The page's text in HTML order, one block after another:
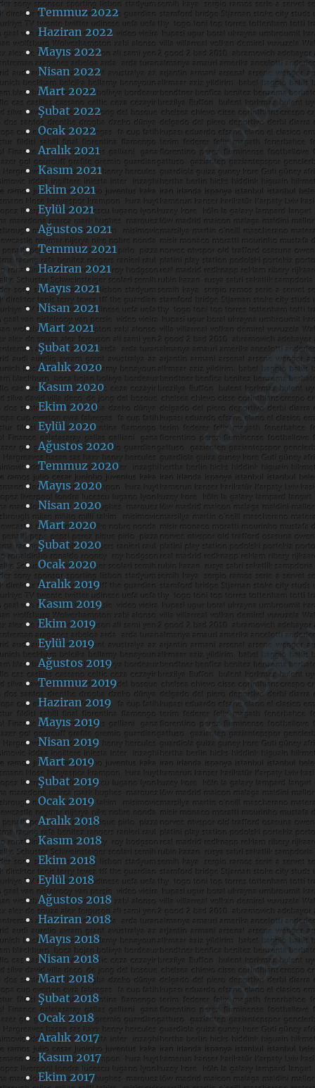
Temmuz 2022
Haziran 2022
Mayıs 2022
Nisan 2022
Mart 2022
Şubat 2022
Ocak 2022
Aralık 2021
Kasım 2021
Ekim 2021
Eylül 2021
Ağustos 2021
Temmuz 2021
Haziran 2021
Mayıs 2021
Nisan 2021
Mart 2021
Şubat 2021
Aralık 2020
Kasım 2020
Ekim 2020
Eylül 2020
Ağustos 2020
Temmuz 2020
Mayıs 2020
Nisan 2020
Mart 2020
Şubat 2020
Ocak 2020
Aralık 2019
Kasım 2019
Ekim 2019
Eylül 2019
Ağustos 2019
Temmuz 2019
Haziran 2019
Mayıs 2019
Nisan 2019
Mart 2019
Şubat 2019
Ocak 2019
Aralık 2018
Kasım 2018
Ekim 2018
Eylül 2018
Ağustos 2018
Haziran 2018
Mayıs 2018
Nisan 2018
Mart 2018
Şubat 2018
Ocak 2018
Aralık 2017
Kasım 2017
Ekim 2017